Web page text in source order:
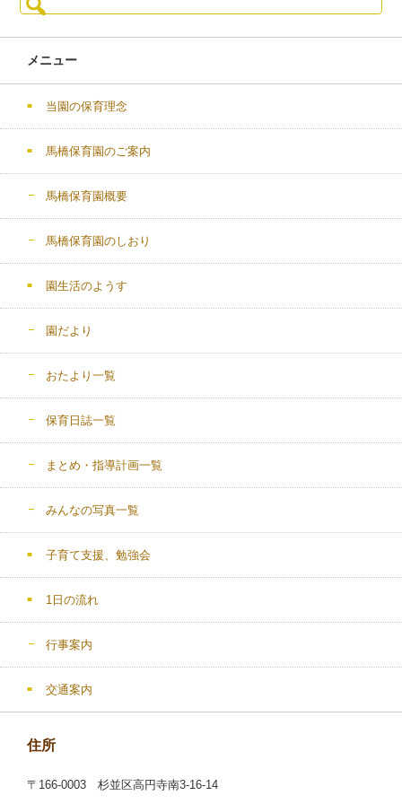
索:
メニュー
当園の保育理念
馬橋保育園のご案内
馬橋保育園概要
馬橋保育園のしおり
園生活のようす
園だより
おたより一覧
保育日誌一覧
まとめ・指導計画一覧
みんなの写真一覧
子育て支援、勉強会
1日の流れ
行事案内
交通案内
住所
〒166-0003 杉並区高円寺南3-16-14